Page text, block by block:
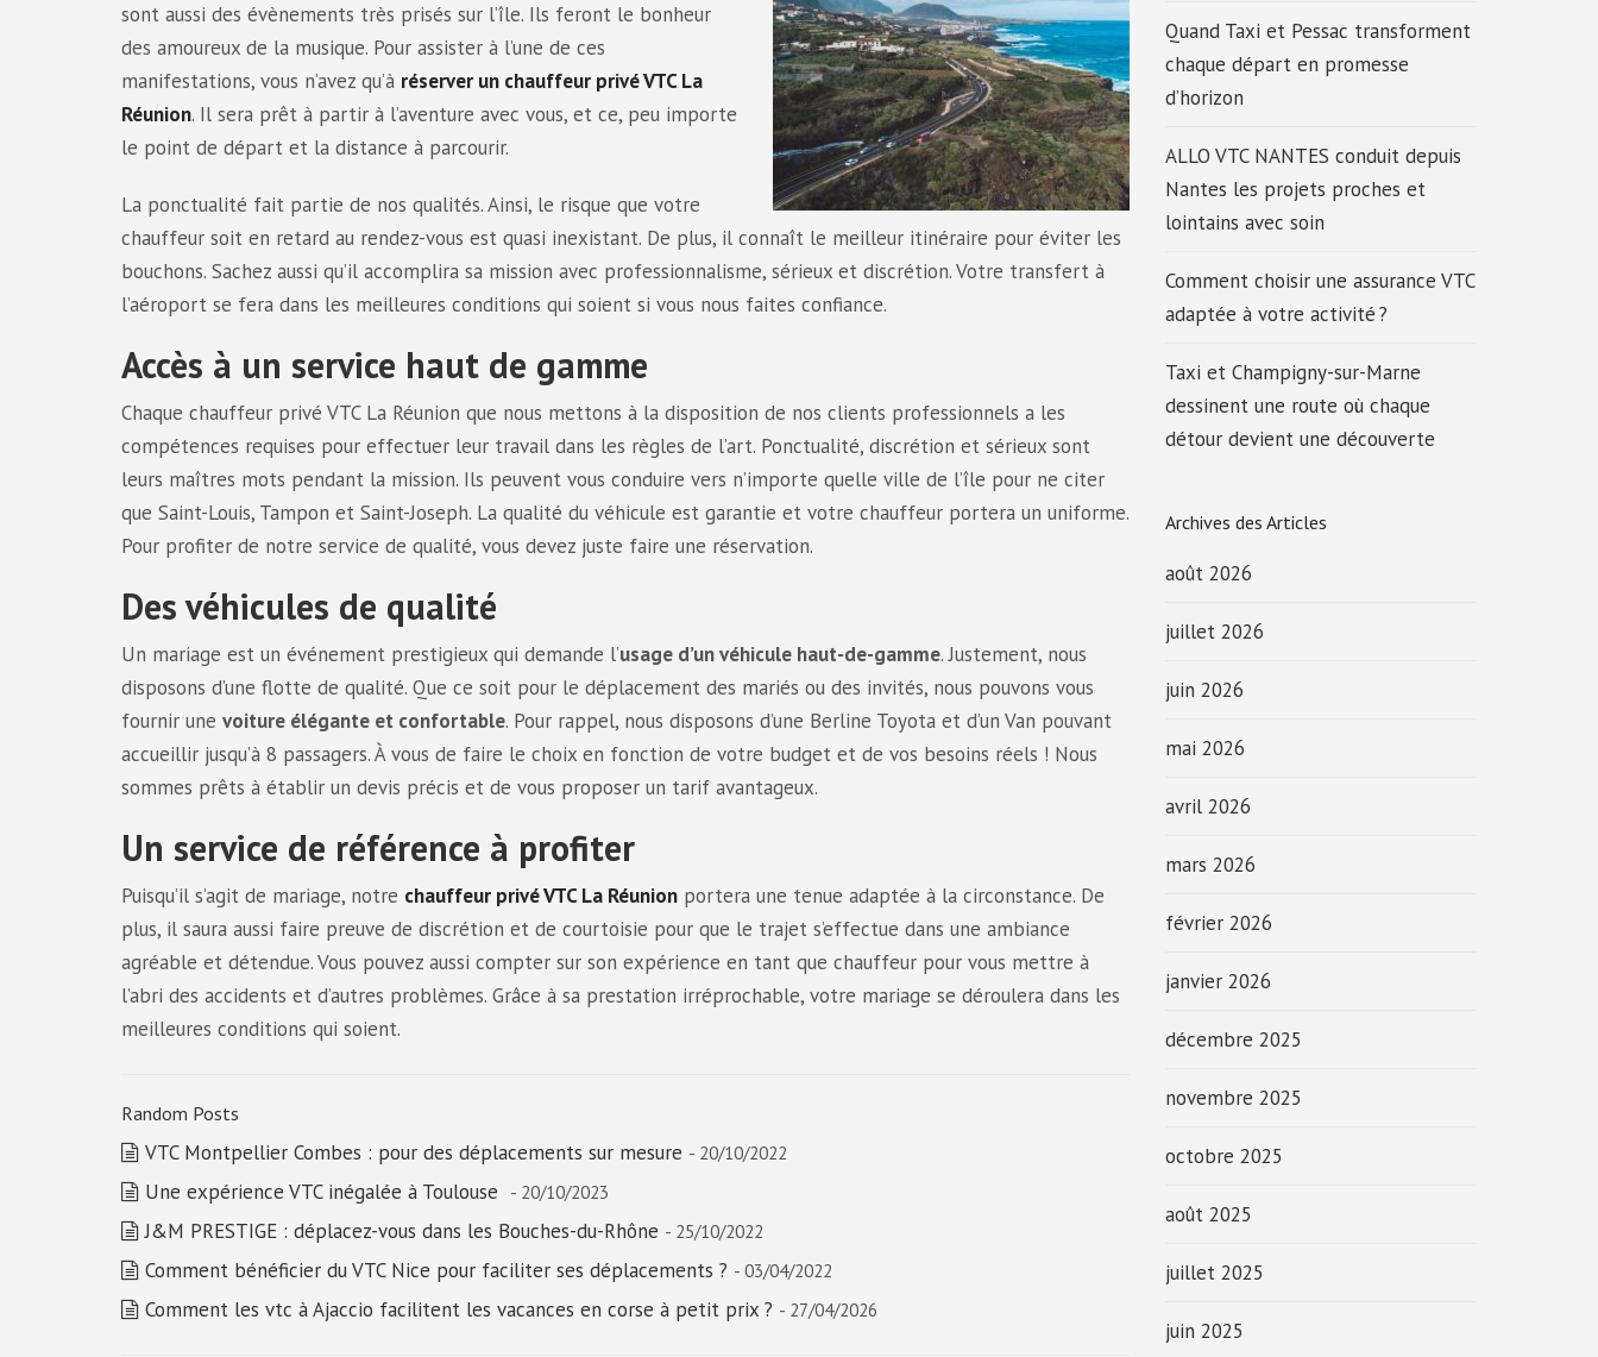
sont aussi des évènements très prisés sur l’île. Ils feront le bonheur
des amoureux de la musique. Pour assister à l’une de ces
manifestations, vous n’avez qu’à réserver un chauffeur privé VTC La
Réunion. Il sera prêt à partir à l’aventure avec vous, et ce, peu importe
le point de départ et la distance à parcourir.
La ponctualité fait partie de nos qualités. Ainsi, le risque que votre
chauffeur soit en retard au rendez-vous est quasi inexistant. De plus, il connaît le meilleur itinéraire pour éviter les
bouchons. Sachez aussi qu’il accomplira sa mission avec professionnalisme, sérieux et discrétion. Votre transfert à
l’aéroport se fera dans les meilleures conditions qui soient si vous nous faites confiance.
Accès à un service haut de gamme
Chaque chauffeur privé VTC La Réunion que nous mettons à la disposition de nos clients professionnels a les
compétences requises pour effectuer leur travail dans les règles de l’art. Ponctualité, discrétion et sérieux sont
leurs maîtres mots pendant la mission. Ils peuvent vous conduire vers n’importe quelle ville de l’île pour ne citer
que Saint-Louis, Tampon et Saint-Joseph. La qualité du véhicule est garantie et votre chauffeur portera un uniforme.
Pour profiter de notre service de qualité, vous devez juste faire une réservation.
Des véhicules de qualité
Un mariage est un événement prestigieux qui demande l’usage d’un véhicule haut-de-gamme. Justement, nous
disposons d’une flotte de qualité. Que ce soit pour le déplacement des mariés ou des invités, nous pouvons vous
fournir une voiture élégante et confortable. Pour rappel, nous disposons d’une Berline Toyota et d’un Van pouvant
accueillir jusqu’à 8 passagers. À vous de faire le choix en fonction de votre budget et de vos besoins réels ! Nous
sommes prêts à établir un devis précis et de vous proposer un tarif avantageux.
Un service de référence à profiter
Puisqu’il s’agit de mariage, notre chauffeur privé VTC La Réunion portera une tenue adaptée à la circonstance. De
plus, il saura aussi faire preuve de discrétion et de courtoisie pour que le trajet s’effectue dans une ambiance
agréable et détendue. Vous pouvez aussi compter sur son expérience en tant que chauffeur pour vous mettre à
l’abri des accidents et d’autres problèmes. Grâce à sa prestation irréprochable, votre mariage se déroulera dans les
meilleures conditions qui soient.
Random Posts
VTC Montpellier Combes : pour des déplacements sur mesure - 20/10/2022
Une expérience VTC inégalée à Toulouse - 20/10/2023
J&M PRESTIGE : déplacez-vous dans les Bouches-du-Rhône - 25/10/2022
Comment bénéficier du VTC Nice pour faciliter ses déplacements ? - 03/04/2022
Comment les vtc à Ajaccio facilitent les vacances en corse à petit prix ? - 27/04/2026
Quand Taxi et Pessac transforment
chaque départ en promesse
d’horizon
ALLO VTC NANTES conduit depuis
Nantes les projets proches et
lointains avec soin
Comment choisir une assurance VTC
adaptée à votre activité ?
Taxi et Champigny-sur-Marne
dessinent une route où chaque
détour devient une découverte
Archives des Articles
août 2026
juillet 2026
juin 2026
mai 2026
avril 2026
mars 2026
février 2026
janvier 2026
décembre 2025
novembre 2025
octobre 2025
août 2025
juillet 2025
juin 2025